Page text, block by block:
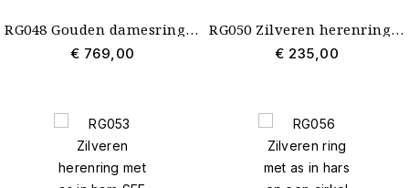
RG048 Gouden damesring met birthstone briljant en as
€ 769,00
RG050 Zilveren herenring met as in hars - asring
€ 235,00